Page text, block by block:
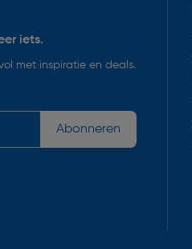
iets.
met inspiratie en deals.
Abonneren